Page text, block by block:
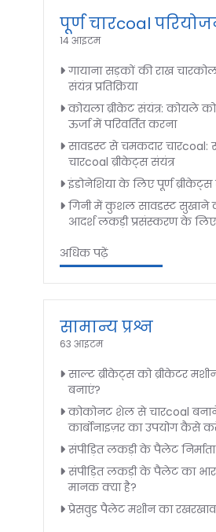
पूर्ण चारcoal
14 आइटम
गायाना सड़कों की राख
संयंत्र प्रतिक्रिया
कोयला ब्रीकेट संयंत्र: कोयले को
ऊर्जा में परिवर्तित करना
सावडस्ट से चमकदार चारcoal:
चारcoal ब्रीकेट्स संयंत्र
इंडोनेशिया के लिए पूर्ण ब्रीकेट्स
गिनी में कुशल सावडस्ट सुखाने
आदर्श लकड़ी प्रसंस्करण के लिए
अधिक पढ़ें
सामान्य प्रश्न
63 आइटम
साल्ट ब्रीकेट्स को ब्रीकेटर
बनाएं?
कोकोनट शेल से चारcoal
कार्बोनाइज़र का उपयोग कैसे
संपीड़ित लकड़ी के पैलेट
संपीड़ित लकड़ी के पैलेट का
मानक क्या है?
प्रेसवुड पैलेट मशीन का